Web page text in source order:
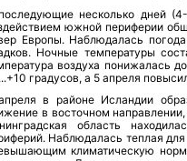
несколько дней
южной периферии
Европы. Наблюдалась
Ночные температуры
воздуха понижалась
градусов, а 5 апреля
в районе Исландии
в восточном
область
Наблюдалась теплая
климатическую